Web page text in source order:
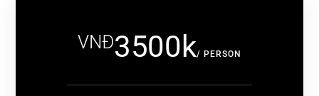
VNĐ3500k/ PERSON